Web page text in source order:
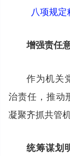
八项规定
增强责任
作为机关
治责任，推动
凝聚齐抓共管
统筹谋划